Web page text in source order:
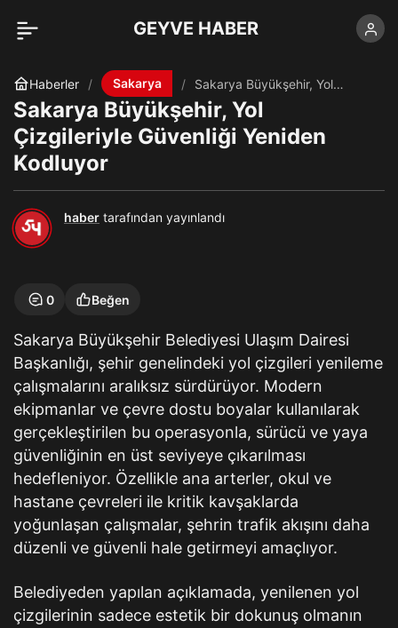
GEYVE HABER
Haberler Sakarya
Sakarya Büyükşehir, Yol
Çizgileriyle Güvenliği Yeniden
Kodluyor
Sakarya Büyükşehir, Yol
Çizgileriyle Güvenliği Yeniden
Kodluyor
haber tarafından yayınlandı
0 Beğen
Sakarya Büyükşehir Belediyesi Ulaşım Dairesi
Başkanlığı, şehir genelindeki yol çizgileri yenileme
çalışmalarını aralıksız sürdürüyor. Modern
ekipmanlar ve çevre dostu boyalar kullanılarak
gerçekleştirilen bu operasyonla, sürücü ve yaya
güvenliğinin en üst seviyeye çıkarılması
hedefleniyor. Özellikle ana arterler, okul ve
hastane çevreleri ile kritik kavşaklarda
yoğunlaşan çalışmalar, şehrin trafik akışını daha
düzenli ve güvenli hale getirmeyi amaçlıyor.
Belediyeden yapılan açıklamada, yenilenen yol
çizgilerinin sadece estetik bir dokunuş olmanın